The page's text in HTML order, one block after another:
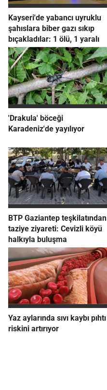
Kayseri'de yabancı uyruklu
şahıslara biber gazı sıkıp
bıçakladılar: 1 ölü, 1 yaralı
'Drakula' böceği
Karadeniz'de yayılıyor
BTP Gaziantep teşkilatından
taziye ziyareti: Cevizli köyü
halkıyla buluşma
Yaz aylarında sıvı kaybı pıhtı
riskini artırıyor